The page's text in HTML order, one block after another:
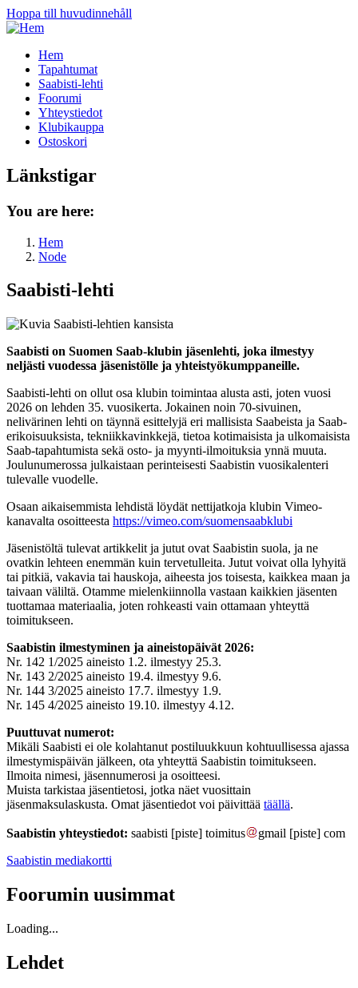
Hoppa till huvudinnehåll
Hem
Tapahtumat
Saabisti-lehti
Foorumi
Yhteystiedot
Klubikauppa
Ostoskori
Länkstigar
You are here:
Hem
Node
Saabisti-lehti
Saabisti on Suomen Saab-klubin jäsenlehti, joka ilmestyy
neljästi vuodessa jäsenistölle ja yhteistyökumppaneille.
Saabisti-lehti on ollut osa klubin toimintaa alusta asti, joten vuosi
2026 on lehden 35. vuosikerta. Jokainen noin 70-sivuinen,
nelivärinen lehti on täynnä esittelyjä eri mallisista Saabeista ja Saab-
erikoisuuksista, tekniikkavinkkejä, tietoa kotimaisista ja ulkomaisista
Saab-tapahtumista sekä osto- ja myynti-ilmoituksia ynnä muuta.
Joulunumerossa julkaistaan perinteisesti Saabistin vuosikalenteri
tulevalle vuodelle.
Osaan aikaisemmista lehdistä löydät nettijatkoja klubin Vimeo-
kanavalta osoitteesta https://vimeo.com/suomensaabklubi
Jäsenistöltä tulevat artikkelit ja jutut ovat Saabistin suola, ja ne
ovatkin lehteen enemmän kuin tervetulleita. Jutut voivat olla lyhyitä
tai pitkiä, vakavia tai hauskoja, aiheesta jos toisesta, kaikkea maan ja
taivaan väliltä. Otamme mielenkiinnolla vastaan kaikkien jäsenten
tuottamaa materiaalia, joten rohkeasti vain ottamaan yhteyttä
toimitukseen.
Saabistin ilmestyminen ja aineistopäivät 2026:
Nr. 142 1/2025 aineisto 1.2. ilmestyy 25.3.
Nr. 143 2/2025 aineisto 19.4. ilmestyy 9.6.
Nr. 144 3/2025 aineisto 17.7. ilmestyy 1.9.
Nr. 145 4/2025 aineisto 19.10. ilmestyy 4.12.
Puuttuvat numerot:
Mikäli Saabisti ei ole kolahtanut postiluukkuun kohtuullisessa ajassa
ilmestymispäivän jälkeen, ota yhteyttä Saabistin toimitukseen.
Ilmoita nimesi, jäsennumerosi ja osoitteesi.
Muista tarkistaa jäsentietosi, jotka näet vuosittain
jäsenmaksulaskusta. Omat jäsentiedot voi päivittää täällä.
Saabistin yhteystiedot: saabisti [piste] toimitus gmail [piste] com
Saabistin mediakortti
Foorumin uusimmat
Loading...
Lehdet